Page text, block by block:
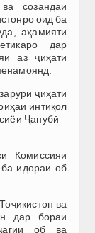
созандаи
оид ба
аҳамияти
дар
аз ҷиҳати
ҷиҳати
интиқол
Ҷанубӣ –
Комиссияи
ба идораи об
ва
дар бораи
об ва